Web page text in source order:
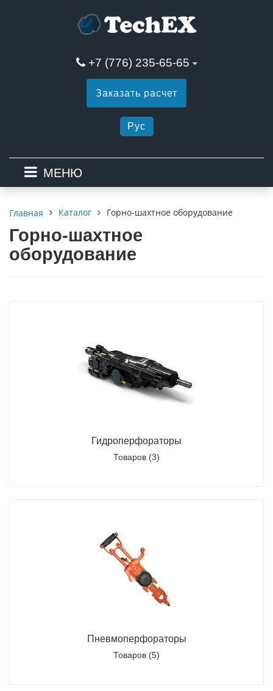
+7 (776) 235-65-65
Заказать расчет
Рус
МЕНЮ
Главная Каталог Горно-шахтное оборудование
Горно-шахтное
оборудование
Гидроперфораторы
Товаров (3)
Пневмоперфораторы
Товаров (5)